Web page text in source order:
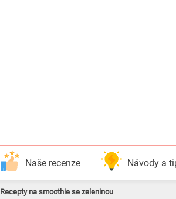
Naše recenze Návody a
Recepty na smoothie se zeleninou